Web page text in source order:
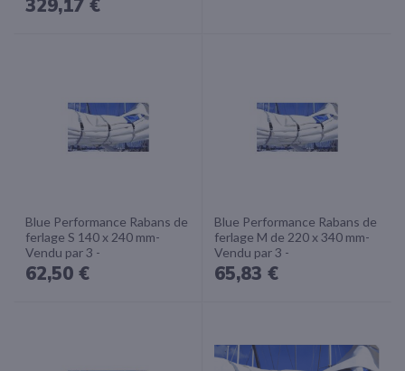
329,17 €
Blue Performance Rabans de
ferlage S 140 x 240 mm-
Vendu par 3 -
62,50 €
Blue Performance Rabans de
ferlage M de 220 x 340 mm-
Vendu par 3 -
65,83 €